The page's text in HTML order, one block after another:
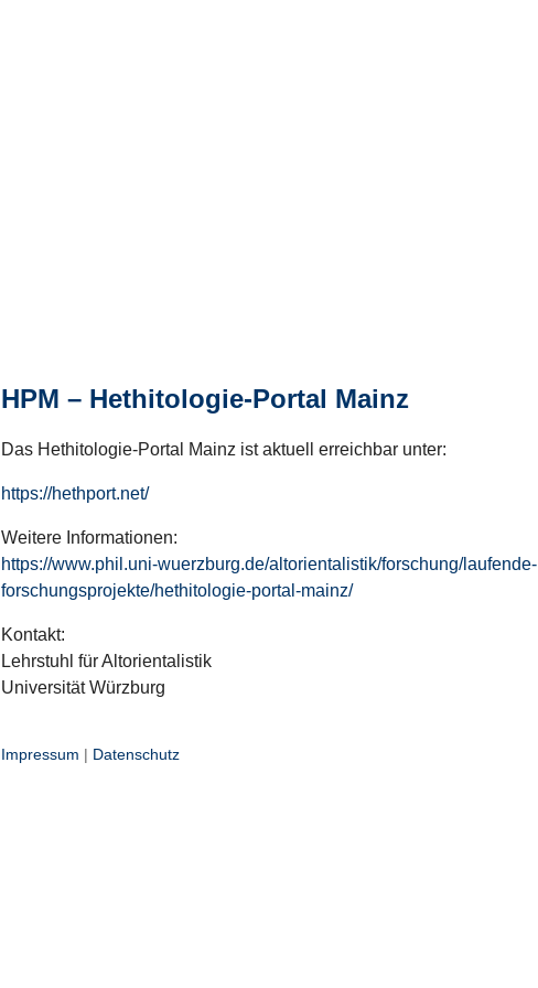
HPM – Hethitologie-Portal Mainz
Das Hethitologie-Portal Mainz ist aktuell erreichbar unter:
https://hethport.net/
Weitere Informationen:
https://www.phil.uni-wuerzburg.de/altorientalistik/forschung/laufende-
forschungsprojekte/hethitologie-portal-mainz/
Kontakt:
Lehrstuhl für Altorientalistik
Universität Würzburg
Impressum | Datenschutz